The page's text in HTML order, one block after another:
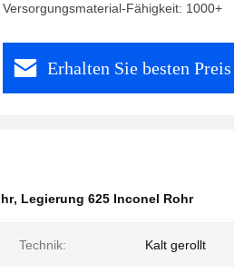
Versorgungsmaterial-Fähigkeit: 1000+
Erhalten Sie besten Preis
, Legierung 625 Inconel Rohr
Technik: Kalt gerollt